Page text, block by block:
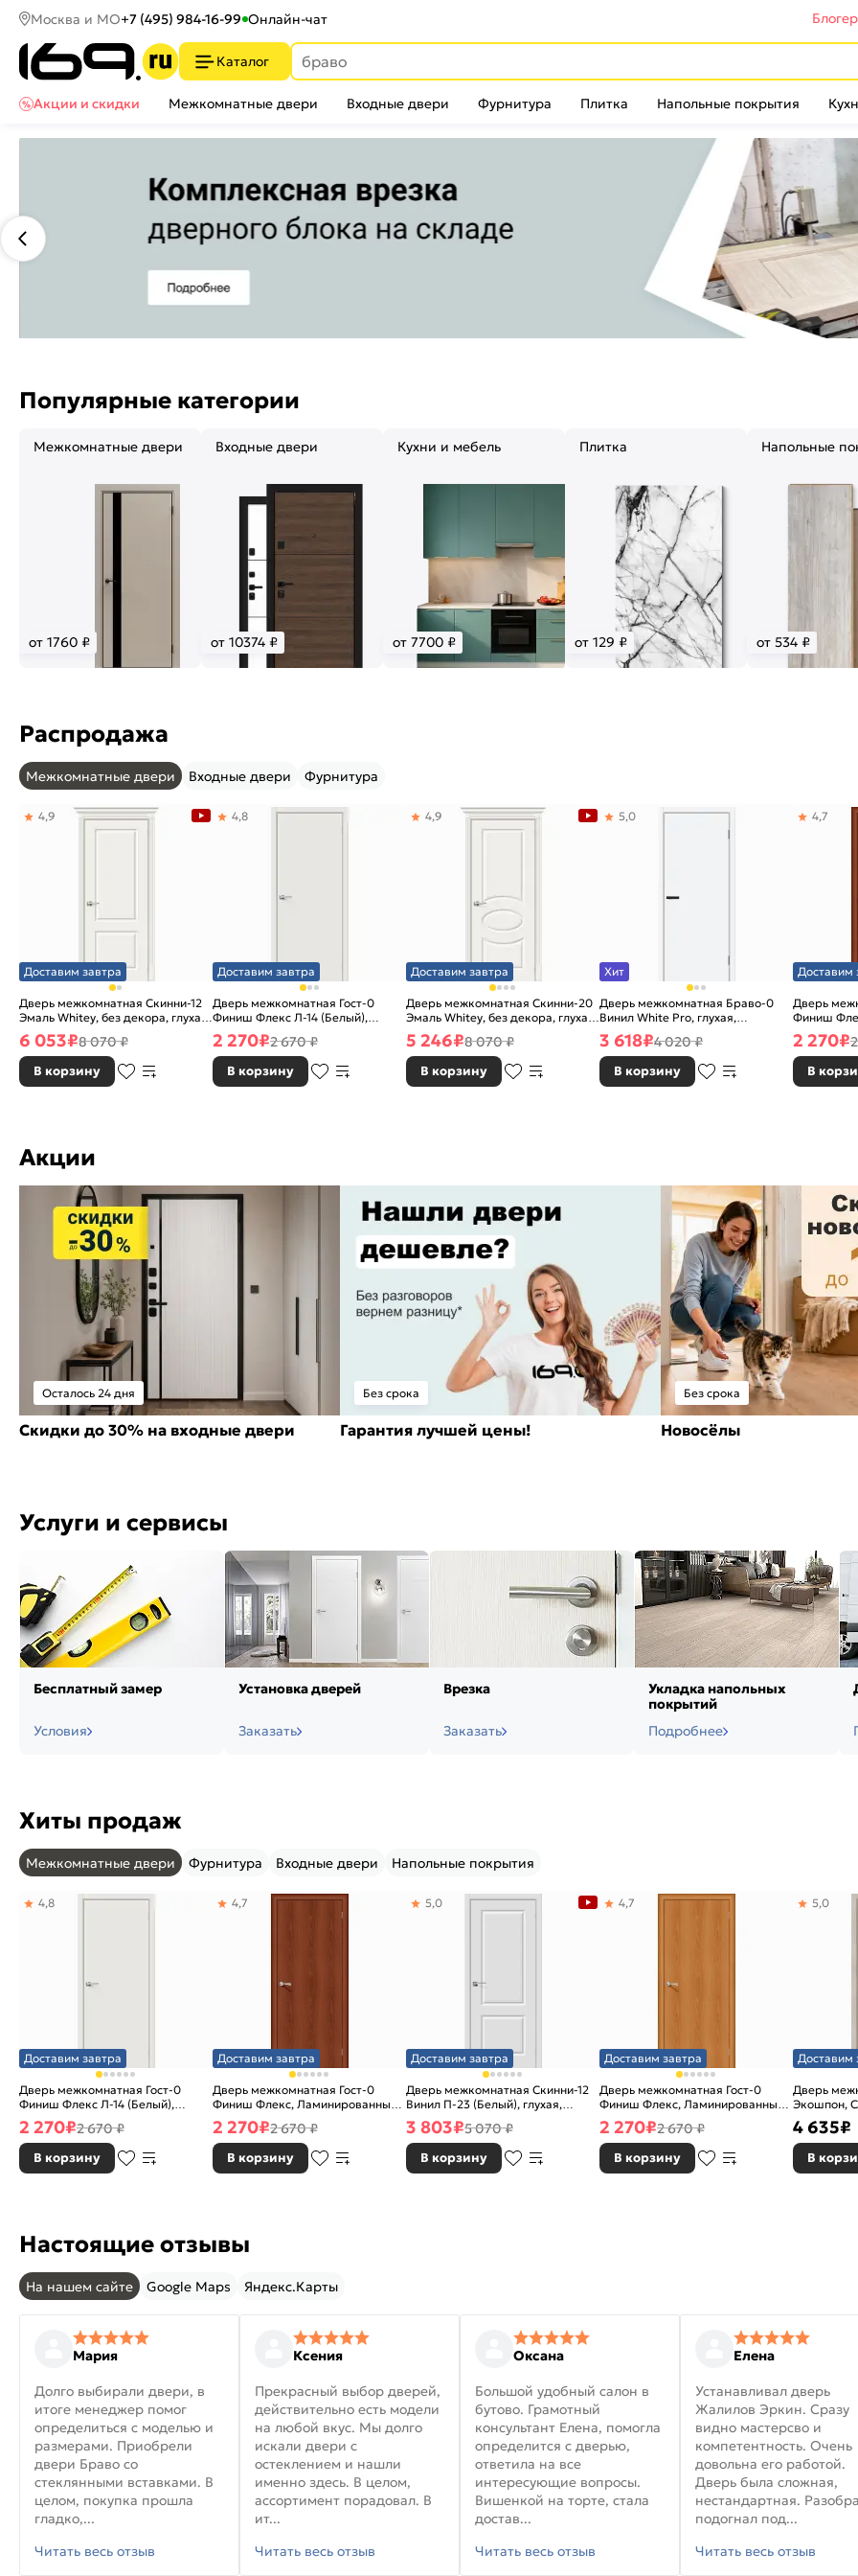
Москва и МО+7 (495) 984-16-99 Онлайн-чат
Каталог
Акции и скидки
Межкомнатные двери Входные двери Фурнитура Плитка Напольные покрытия
Популярные категории
Межкомнатные двери
от 1760 ₽
Входные двери
от 10374 ₽
Кухни и мебель
от 7700 ₽
Плитка
от 129 ₽
Напольные
от 534 ₽
Распродажа
Межкомнатные двери Входные двери Фурнитура
Доставим завтра
Дверь межкомнатная Скинни-12
Эмаль Whitey, без декора, глухая,
без стекла, без кромки, скиновая
4,9
6 053₽8 070 ₽
В корзину
Доставим завтра
Дверь межкомнатная Гост-0
Финиш Флекс Л-14 (Белый),
глухая, каркасно-щитовая
4,8
2 270₽2 670 ₽
В корзину
Доставим завтра
Дверь межкомнатная Скинни-20
Эмаль Whitey, без декора, глухая,
без стекла, без кромки, скиновая
4,9
5 246₽8 070 ₽
В корзину
Хит
Дверь межкомнатная Браво-0
Винил White Pro, глухая,
каркасно-щитовая
5,0
3 618₽4 020 ₽
В корзину
Доставим
Дверь
Финиш
Л-11
каркасно-
4,7
2 270₽
В
Акции
Осталось 24 дня
Скидки до 30% на входные двери
Без срока
Гарантия лучшей цены!
Без срока
Новосёлы
Услуги и сервисы
Бесплатный замер
Условия
Установка дверей
Заказать
Врезка
Заказать
Укладка напольных
покрытий
Подробнее
Хиты продаж
Межкомнатные двери Фурнитура Входные двери Напольные покрытия
Доставим завтра
Дверь межкомнатная Гост-0
Финиш Флекс Л-14 (Белый),
глухая, каркасно-щитовая
4,8
2 270₽2 670 ₽
В корзину
Доставим завтра
Дверь межкомнатная Гост-0
Финиш Флекс, Ламинированные
Л-11 (ИталОрех), глухая,
каркасно-щитовая
4,7
2 270₽2 670 ₽
В корзину
Доставим завтра
Дверь межкомнатная Скинни-12
Винил П-23 (Белый), глухая,
скиновая
5,0
3 803₽5 070 ₽
В корзину
Доставим завтра
Дверь межкомнатная Гост-0
Финиш Флекс, Ламинированные
Л-12 (МиланОрех), глухая,
каркасно-щитовая
4,7
2 270₽2 670 ₽
В корзину
Доставим
Дверь
Экошпон,
5,0
4 635₽
В
Настоящие отзывы
На нашем сайте Google Maps Яндекс.Карты
Мария
Долго выбирали двери, в
итоге менеджер помог
определиться с моделью и
размерами. Приобрели
двери Браво со
стеклянными вставками. В
целом, покупка прошла
гладко,...
Читать весь отзыв
Ксения
Прекрасный выбор дверей,
действительно есть модели
на любой вкус. Мы долго
искали двери с
остеклением и нашли
именно здесь. В целом,
ассортимент порадовал. В
ит...
Читать весь отзыв
Оксана
Большой удобный салон в
бутово. Грамотный
консультант Елена, помогла
определится с дверью,
ответила на все
интересующие вопросы.
Вишенкой на торте, стала
достав...
Читать весь отзыв
Елена
Устанавливал дверь
Жалилов Эркин. Сразу
видно мастерсво и
компетентность. Очень
довольна его работой.
Дверь была сложная,
нестандартная.
подогнал под...
Читать весь отзыв